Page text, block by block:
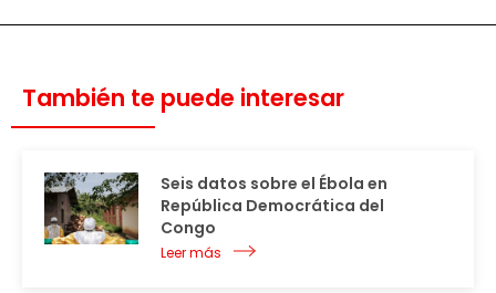
También te puede interesar
Seis datos sobre el Ébola en
República Democrática del
Congo
Leer más